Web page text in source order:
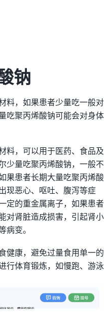
钠
料，如果患者少量吃一般对
吃聚丙烯酸钠可能会对身体
料，可以用于医药、食品及
少量吃聚丙烯酸钠，一般不
果患者长期大量吃聚丙烯酸
现恶心、呕吐、腹泻等症
定的重金属离子，如果患者
对肾脏造成损害，引起肾小
病变。
健康，避免过量食用单一的
行体育锻炼，如慢跑、游泳